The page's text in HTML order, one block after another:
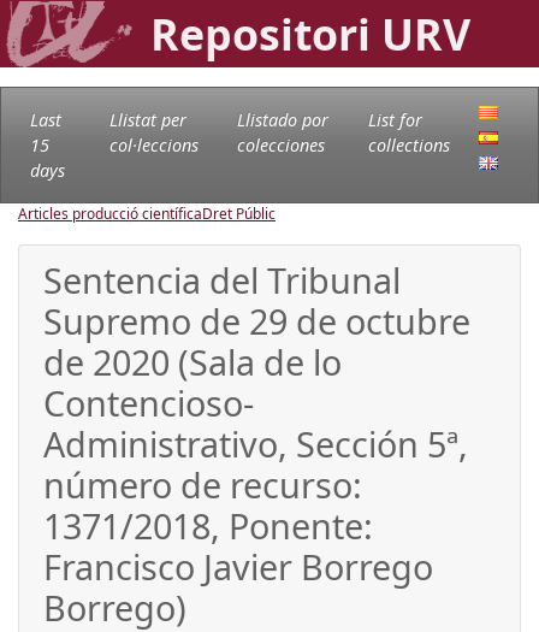
Repositori URV
Last
15
days
Llistat per
col·leccions
Llistado por
colecciones
List for
collections
Articles producció científicaDret Públic
Sentencia del Tribunal
Supremo de 29 de octubre
de 2020 (Sala de lo
Contencioso-
Administrativo, Sección 5ª,
número de recurso:
1371/2018, Ponente:
Francisco Javier Borrego
Borrego)